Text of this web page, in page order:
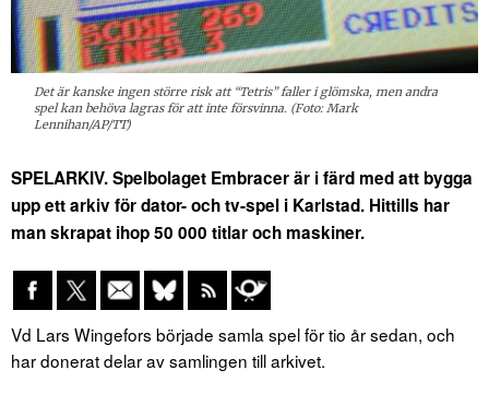
Det är kanske ingen större risk att “Tetris” faller i glömska, men andra
spel kan behöva lagras för att inte försvinna. (Foto: Mark
Lennihan/AP/TT)
SPELARKIV. Spelbolaget Embracer är i färd med att bygga
upp ett arkiv för dator- och tv-spel i Karlstad. Hittills har
man skrapat ihop 50 000 titlar och maskiner.
Vd Lars Wingefors började samla spel för tio år sedan, och
har donerat delar av samlingen till arkivet.